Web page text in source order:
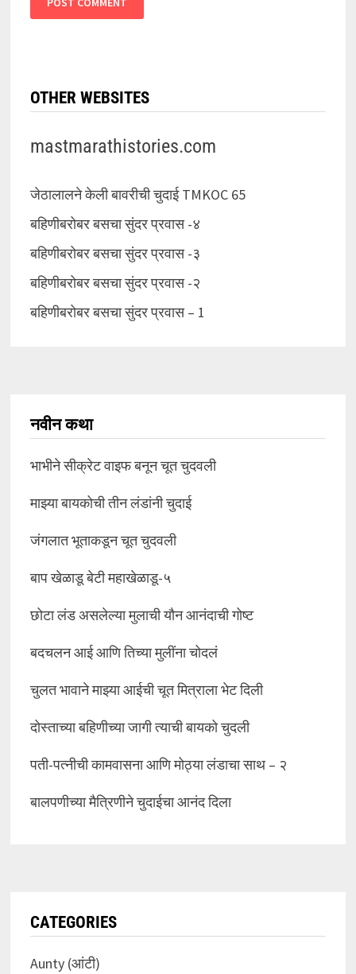
OTHER WEBSITES
mastmarathistories.com
जेठालालने केली बावरीची चुदाई TMKOC 65
बहिणीबरोबर बसचा सुंदर प्रवास -४
बहिणीबरोबर बसचा सुंदर प्रवास -३
बहिणीबरोबर बसचा सुंदर प्रवास -२
बहिणीबरोबर बसचा सुंदर प्रवास – 1
नवीन कथा
भाभीने सीक्रेट वाइफ बनून चूत चुदवली
माझ्या बायकोची तीन लंडांनी चुदाई
जंगलात भूताकडून चूत चुदवली
बाप खेळाडू बेटी महाखेळाडू-५
छोटा लंड असलेल्या मुलाची यौन आनंदाची गोष्ट
बदचलन आई आणि तिच्या मुलींना चोदलं
चुलत भावाने माझ्या आईची चूत मित्राला भेट दिली
दोस्ताच्या बहिणीच्या जागी त्याची बायको चुदली
पती-पत्नीची कामवासना आणि मोठ्या लंडाचा साथ – २
बालपणीच्या मैत्रिणीने चुदाईचा आनंद दिला
CATEGORIES
Aunty (आंटी)